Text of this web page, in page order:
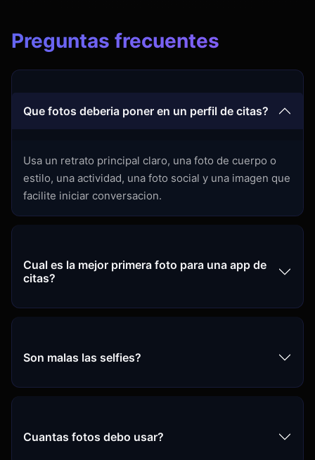
Preguntas frecuentes
Que fotos deberia poner en un perfil de citas?
Usa un retrato principal claro, una foto de cuerpo o
estilo, una actividad, una foto social y una imagen que
facilite iniciar conversacion.
Cual es la mejor primera foto para una app de
citas?
Son malas las selfies?
Cuantas fotos debo usar?